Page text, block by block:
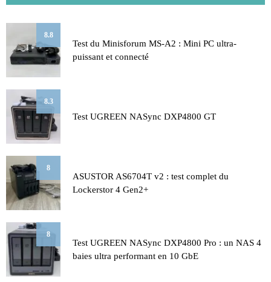
8.8
Test du Minisforum MS-A2 : Mini PC ultra-
puissant et connecté
8.3
Test UGREEN NASync DXP4800 GT
8
ASUSTOR AS6704T v2 : test complet du
Lockerstor 4 Gen2+
8
Test UGREEN NASync DXP4800 Pro : un NAS 4
baies ultra performant en 10 GbE